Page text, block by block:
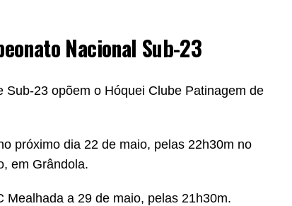
Nacional Sub-23
23 opõem o Hóquei Clube Patinagem de
próximo dia 22 de maio, pelas 22h30m no
em Grândola.
a 29 de maio, pelas 21h30m.